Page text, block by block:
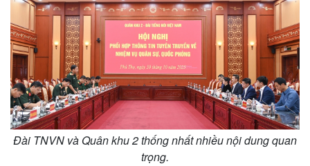
Thế giới
Multimedia
Đài TNVN và Quân khu 2 thống nhất nhiều nội dung quan
trọng.